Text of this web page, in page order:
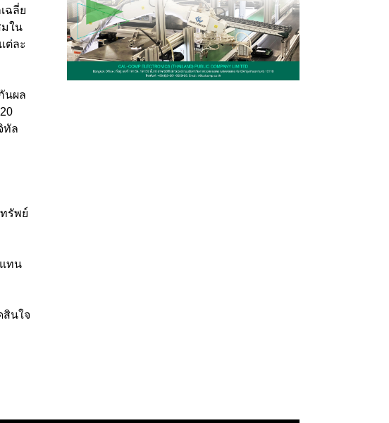
ฉลี่ย
ใน
ต่ละ
นผล
ทัล
รัพย์
ทน
สินใจ